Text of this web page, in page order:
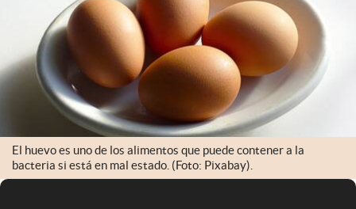
El huevo es uno de los alimentos que puede contener a la
bacteria si está en mal estado. (Foto: Pixabay).